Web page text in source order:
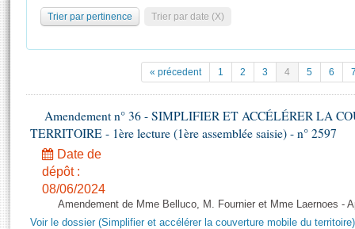
Pétitions
Projets de loi
Propositions de loi
Amendements
Textes adoptés
Rapports d'information
Statistiques et chiffres clés
Documents de référence
( Constitution | Règlement de l'Assemblée ... )
Juniors
Anciennes législatures
Contacts et plan d'accès
Photos libres de droit
Trier par pertinence Trier par date (X)
« précedent 1 2 3 4 5 6
Amendement n° 36 - SIMPLIFIER ET ACCÉLÉRER LA
TERRITOIRE - 1ère lecture (1ère assemblée saisie) - n° 2597
Date de
dépôt :
08/06/2024
Amendement de Mme Belluco, M. Fournier et Mme Laernoes -
Voir le dossier (Simplifier et accélérer la couverture mobile du territoire)